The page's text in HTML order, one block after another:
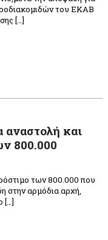
του ΕΚΑΒ
[…]
και
800.000
των 800.000 που
στην αρμόδια αρχή,
[…]